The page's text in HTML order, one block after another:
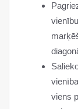
viens